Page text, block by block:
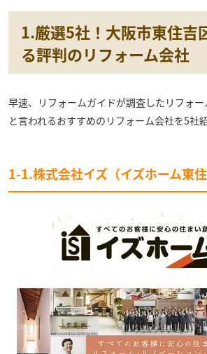
1.厳選5社！大阪市東住吉
る評判のリフォーム会社
早速、リフォームガイドが調査したリフォ
と言われるおすすめのリフォーム会社を5社
1-1.株式会社イズ（イズホーム東住